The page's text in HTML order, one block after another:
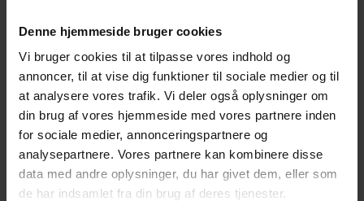
Denne hjemmeside bruger cookies
Vi bruger cookies til at tilpasse vores indhold og
annoncer, til at vise dig funktioner til sociale medier og til
at analysere vores trafik. Vi deler også oplysninger om
din brug af vores hjemmeside med vores partnere inden
for sociale medier, annonceringspartnere og
analysepartnere. Vores partnere kan kombinere disse
data med andre oplysninger, du har givet dem, eller som
de har indsamlet fra din brug af deres tjenester.
Betalingsmuligheder
Sikker Og Tryg E-Handel